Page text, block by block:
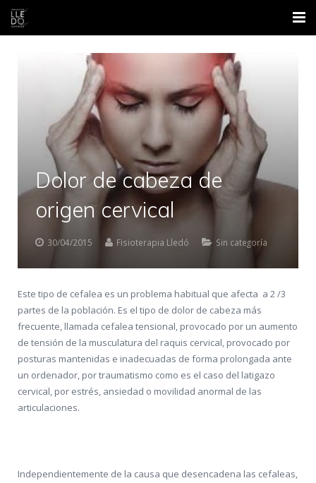
Contacto
Formación
Dolor de cabeza de
origen cervical
30/04/2015 Fisioterapia Lledó Sin categoría
Este tipo de cefalea es un problema habitual que afecta a 2 /3
partes de la población. Es el tipo de dolor de cabeza más
frecuente, llamada cefalea tensional, provocado por un aumento
de tensión de la musculatura del raquis cervical, provocado por
posturas mantenidas e inadecuadas de forma prolongada ante
un ordenador, por traumatismo como es el caso del latigazo
cervical, por estrés, ansiedad o movilidad anormal de las
articulaciones.
Independientemente de la causa que desencadena las cefaleas,